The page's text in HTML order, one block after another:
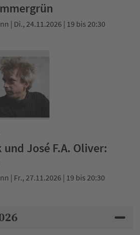
| Di., 24.11.2026 | 19 bis 20:30
José F.A. Oliver:
| Fr., 27.11.2026 | 19 bis 20:30